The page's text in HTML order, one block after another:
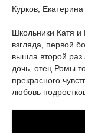
Курков,
Школьники Катя и
взгляда, первой
вышла второй
дочь, отец Ромы
прекрасного
любовь